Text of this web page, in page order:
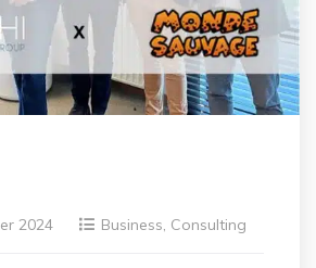
2024 Business, Consulting